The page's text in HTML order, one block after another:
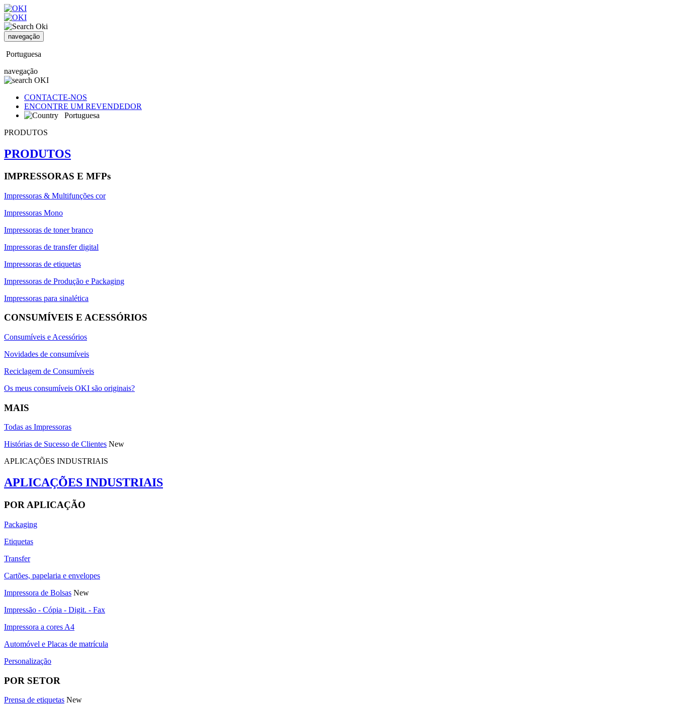
navegação
Portuguesa
navegação
CONTACTE-NOS
ENCONTRE UM REVENDEDOR
Portuguesa
PRODUTOS
PRODUTOS
IMPRESSORAS E MFPs
Impressoras & Multifunções cor
Impressoras Mono
Impressoras de toner branco
Impressoras de transfer digital
Impressoras de etiquetas
Impressoras de Produção e Packaging
Impressoras para sinalética
CONSUMÍVEIS E ACESSÓRIOS
Consumíveis e Acessórios
Novidades de consumíveis
Reciclagem de Consumíveis
Os meus consumíveis OKI são originais?
MAIS
Todas as Impressoras
Histórias de Sucesso de Clientes New
APLICAÇÕES INDUSTRIAIS
APLICAÇÕES INDUSTRIAIS
POR APLICAÇÃO
Packaging
Etiquetas
Transfer
Cartões, papelaria e envelopes
Impressora de Bolsas New
Impressão - Cópia - Digit. - Fax
Impressora a cores A4
Automóvel e Placas de matrícula
Personalização
POR SETOR
Prensa de etiquetas New